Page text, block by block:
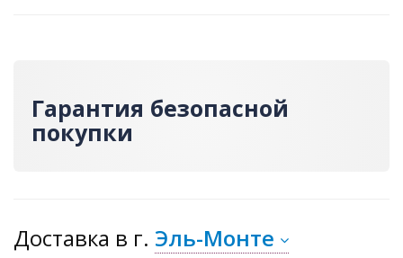
Гарантия безопасной
покупки
Доставка в г. Эль-Монте